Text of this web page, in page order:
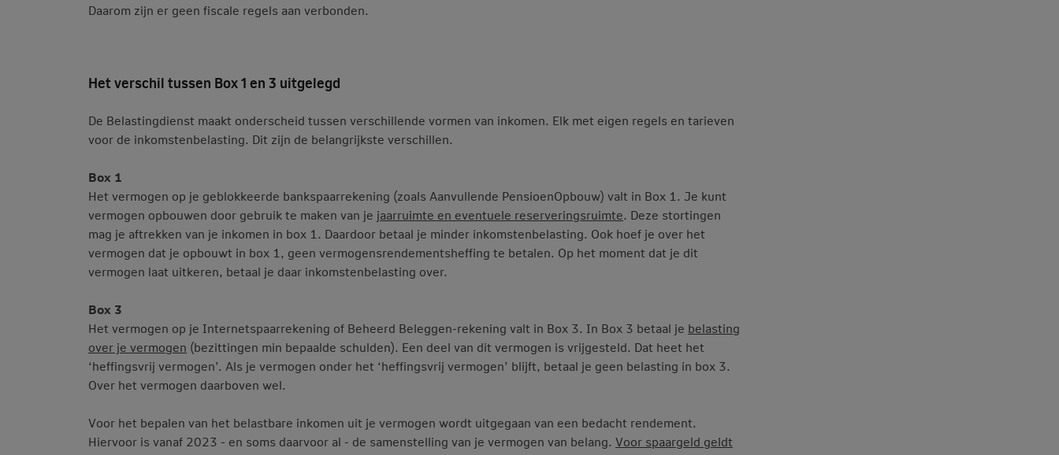
Daarom zijn er geen fiscale regels aan verbonden.
Het verschil tussen Box 1 en 3 uitgelegd
De Belastingdienst maakt onderscheid tussen verschillende vormen van inkomen. Elk met eigen regels en tarieven
voor de inkomstenbelasting. Dit zijn de belangrijkste verschillen.
Box 1
Het vermogen op je geblokkeerde bankspaarrekening (zoals Aanvullende PensioenOpbouw) valt in Box 1. Je kunt
vermogen opbouwen door gebruik te maken van je jaarruimte en eventuele reserveringsruimte. Deze stortingen
mag je aftrekken van je inkomen in box 1. Daardoor betaal je minder inkomstenbelasting. Ook hoef je over het
vermogen dat je opbouwt in box 1, geen vermogensrendementsheffing te betalen. Op het moment dat je dit
vermogen laat uitkeren, betaal je daar inkomstenbelasting over.
Box 3
Het vermogen op je Internetspaarrekening of Beheerd Beleggen-rekening valt in Box 3. In Box 3 betaal je belasting
over je vermogen (bezittingen min bepaalde schulden). Een deel van dit vermogen is vrijgesteld. Dat heet het
‘heffingsvrij vermogen’. Als je vermogen onder het ‘heffingsvrij vermogen’ blijft, betaal je geen belasting in box 3.
Over het vermogen daarboven wel.
Voor het bepalen van het belastbare inkomen uit je vermogen wordt uitgegaan van een bedacht rendement.
Hiervoor is vanaf 2023 - en soms daarvoor al - de samenstelling van je vermogen van belang. Voor spaargeld geldt